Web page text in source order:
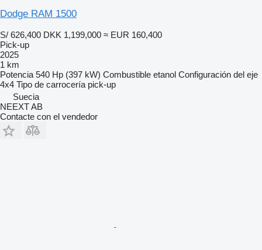
Dodge RAM 1500
S/ 626,400 DKK 1,199,000 ≈ EUR 160,400
Pick-up
2025
1 km
Potencia 540 Hp (397 kW) Combustible etanol Configuración del eje
4x4 Tipo de carrocería pick-up
Suecia
NEEXT AB
Contacte con el vendedor